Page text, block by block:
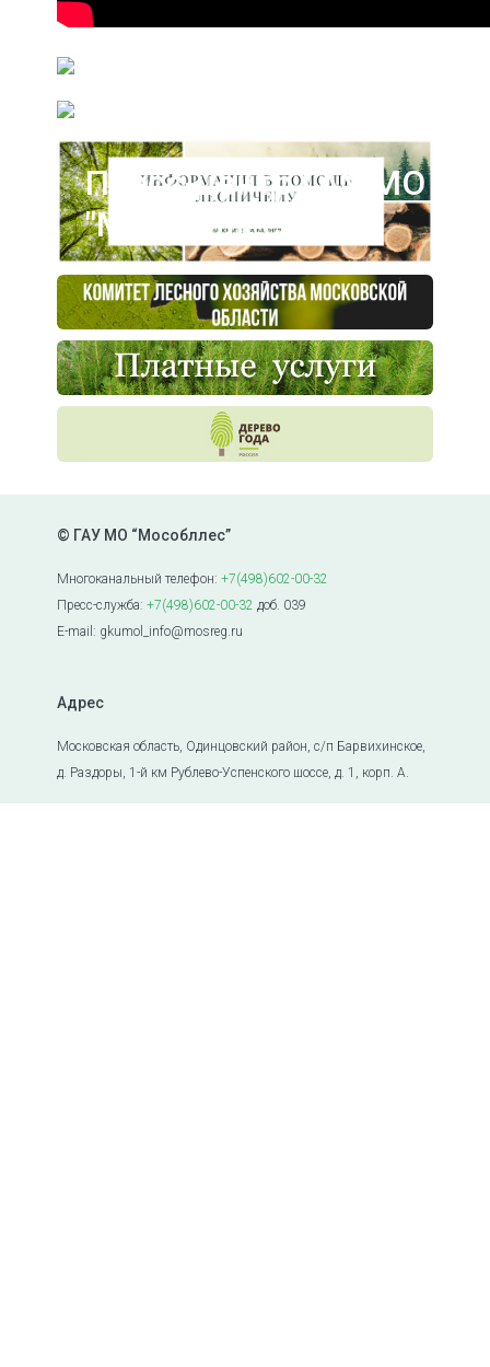
Пресс-центр ГАУ МО
"Мособллес"
© ГАУ МО “Мособллес”
Многоканальный телефон:+7(498)602-00-32
Пресс-служба:+7(498)602-00-32 доб. 039
E-mail: gkumol_info@mosreg.ru
Адрес
Московская область, Одинцовский район, с/п Барвихинское,
д. Раздоры, 1-й км Рублево-Успенского шоссе, д. 1, корп. А.